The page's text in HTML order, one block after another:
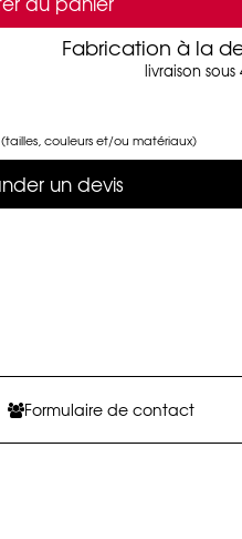
Fabrication à la
livraison sous
(tailles, couleurs et/ou matériaux)
un devis
Formulaire de contact